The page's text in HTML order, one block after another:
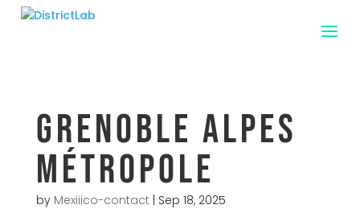
Grenoble Alpes
Métropole
by Mexiiico-contact
Sep 18, 2025